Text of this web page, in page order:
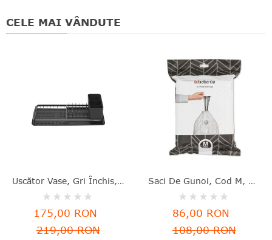
CELE MAI VÂNDUTE
Uscător Vase, Gri Închis, Aluminiu+plastic, 46.3x20x12.6 Cm, Brabantia - 8710755117268
Rating:
0%
175,00 RON
219,00 RON
Saci De Gunoi, Cod M, 40 Bucăţi, 60 L, Brabantia - 8710755138829
Rating:
0%
86,00 RON
108,00 RON